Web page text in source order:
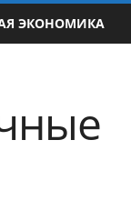
ЭКОНОМИКА